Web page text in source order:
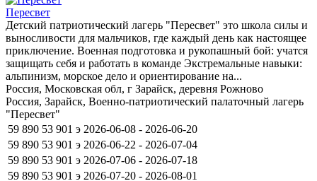
Пересвет
Детский патриотический лагерь "Пересвет" это школа силы и
выносливости для мальчиков, где каждый день как настоящее
приключение. Военная подготовка и рукопашный бой: учатся
защищать себя и работать в команде Экстремальные навыки:
альпинизм, морское дело и ориентирование на...
Россия, Московская обл, г Зарайск, деревня Рожново
Россия, Зарайск, Военно-патриотический палаточный лагерь
"Пересвет"
59 890 53 901 э 2026-06-08 - 2026-06-20
59 890 53 901 э 2026-06-22 - 2026-07-04
59 890 53 901 э 2026-07-06 - 2026-07-18
59 890 53 901 э 2026-07-20 - 2026-08-01